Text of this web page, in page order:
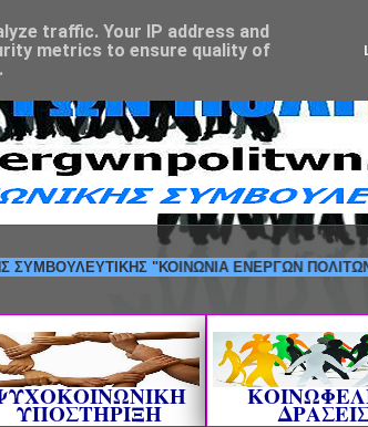
"ΚΟΙΝΩΝΙΑ ΕΝΕΡΓΩΝ ΠΟΛΙΤΩΝ" ---
ΥΠΟΣΤΗΡΙΞΗ
traffic. Your IP address and
metrics to ensure quality of